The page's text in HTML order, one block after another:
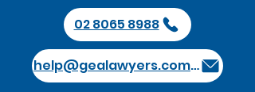
02 8065 8988
help@gealawyers.com.au